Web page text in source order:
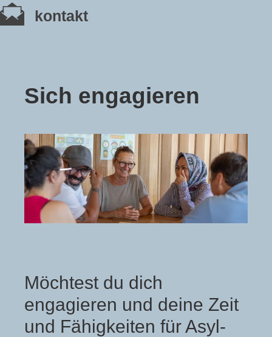
kontakt
Sich engagieren
Möchtest du dich
engagieren und deine Zeit
und Fähigkeiten für Asyl-